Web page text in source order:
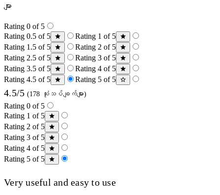
များ
Rating 0 of 5
Rating 0.5 of 5
Rating 1 of 5
Rating 1.5 of 5
Rating 2 of 5
Rating 2.5 of 5
Rating 3 of 5
Rating 3.5 of 5
Rating 4 of 5
Rating 4.5 of 5
Rating 5 of 5
4.5/5 (178 သုံးသပ်ချက်များ)
Rating 0 of 5
Rating 1 of 5
Rating 2 of 5
Rating 3 of 5
Rating 4 of 5
Rating 5 of 5
Very useful and easy to use